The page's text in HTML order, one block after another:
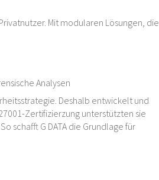
Mit modularen Lösungen, die
Analysen
Deshalb entwickelt und
Zertifizierzung unterstützten sie
schafft G DATA die Grundlage für